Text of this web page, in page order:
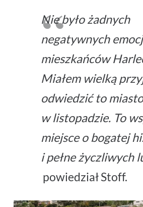
Nie było żadnych
negatywnych
mieszkańców
Miałem wielką
odwiedzić to miasto
w listopadzie. To
miejsce o bogatej
i pełne życzliwych
powiedział Stoff.